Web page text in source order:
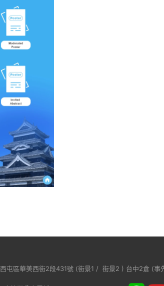
屯區華美西街2段431號 (街景1 / 街景2 ) 台中2倉 (事